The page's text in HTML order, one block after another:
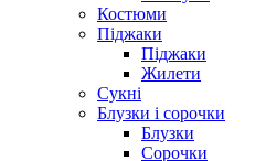
Костюми
Піджаки
Піджаки
Жилети
Сукні
Блузки і сорочки
Блузки
Сорочки